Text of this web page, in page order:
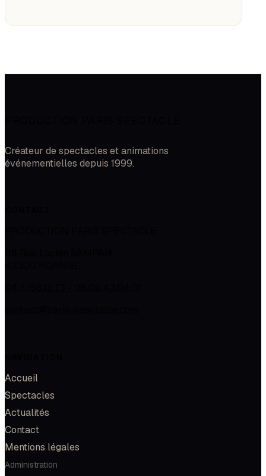
Créateur de spectacles et animations
événementielles depuis 1999.
Accueil
Spectacles
Actualités
Contact
Mentions légales
Administration